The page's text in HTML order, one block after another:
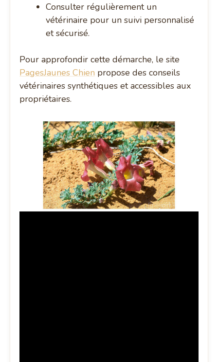
Consulter régulièrement un
vétérinaire pour un suivi personnalisé
et sécurisé.
Pour approfondir cette démarche, le site
PagesJaunes Chien propose des conseils
vétérinaires synthétiques et accessibles aux
propriétaires.